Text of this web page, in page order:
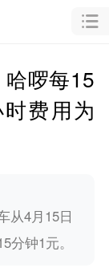
啰每15
费用为
从4月15日
钟1元。